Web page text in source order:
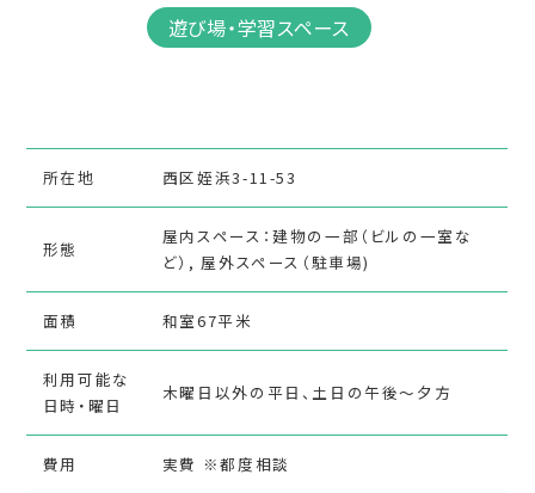
遊び場・学習スペース
所在地 西区姪浜3-11-53
形態
屋内スペース：建物の一部（ビルの一室な
ど）, 屋外スペース（駐車場)
面積 和室67平米
利用可能な
日時・曜日
木曜日以外の平日、土日の午後〜夕方
費用 実費 ※都度相談